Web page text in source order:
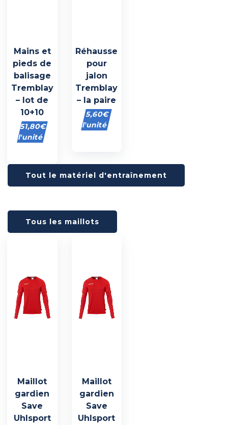
Mains et
pieds de
balisage
Tremblay
– lot de
10+10
51,80€
l'unité
Réhausse
pour
jalon
Tremblay
– la paire
5,60€
l'unité
Tout le matériel d'entraînement
Tous les maillots
Maillot
gardien
Save
Uhlsport
Maillot
gardien
Save
Uhlsport